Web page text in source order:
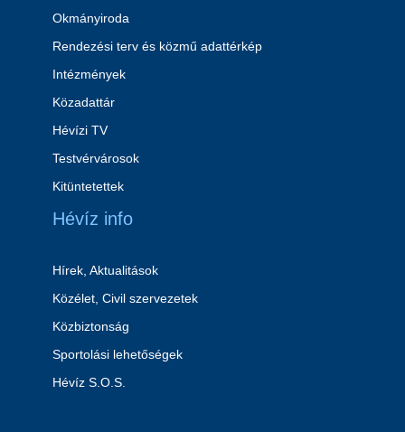
Okmányiroda
Rendezési terv és közmű adattérkép
Intézmények
Közadattár
Hévízi TV
Testvérvárosok
Kitüntetettek
Hévíz info
Hírek, Aktualitások
Közélet, Civil szervezetek
Közbiztonság
Sportolási lehetőségek
Hévíz S.O.S.